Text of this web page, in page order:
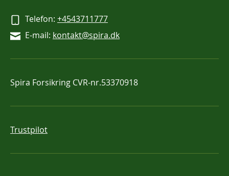
Telefon: +4543711777
E-mail: kontakt@spira.dk
Spira Forsikring CVR-nr.53370918
Trustpilot